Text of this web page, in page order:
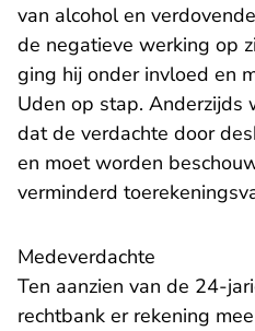
van alcohol en
de negatieve werking op
ging hij onder invloed en
Uden op stap. Anderzijds
dat de verdachte door
en moet worden
verminderd
Medeverdachte
Ten aanzien van de 24-
rechtbank er rekening